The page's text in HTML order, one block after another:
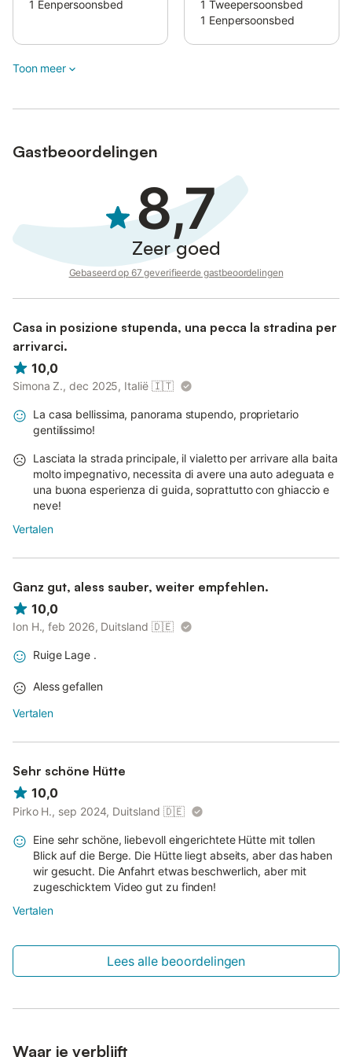
rusten met winteruitrusting vanwege de wisselende
1 Eenpersoonsbed
1 Tweepersoonsbed
1 Eenpersoonsbed
Toon meer
Gastbeoordelingen
8,7
Zeer goed
Gebaseerd op 67 geverifieerde gastbeoordelingen
Casa in posizione stupenda, una pecca la stradina per
arrivarci.
10,0
Simona Z., dec 2025, Italië 🇮🇹
La casa bellissima, panorama stupendo, proprietario
gentilissimo!
Lasciata la strada principale, il vialetto per arrivare alla baita
molto impegnativo, necessita di avere una auto adeguata e
una buona esperienza di guida, soprattutto con ghiaccio e
neve!
Vertalen
Ganz gut, aless sauber, weiter empfehlen.
10,0
Ion H., feb 2026, Duitsland 🇩🇪
Ruige Lage .
Aless gefallen
Vertalen
Sehr schöne Hütte
10,0
Pirko H., sep 2024, Duitsland 🇩🇪
Eine sehr schöne, liebevoll eingerichtete Hütte mit tollen
Blick auf die Berge. Die Hütte liegt abseits, aber das haben
wir gesucht. Die Anfahrt etwas beschwerlich, aber mit
zugeschicktem Video gut zu finden!
Vertalen
Lees alle beoordelingen
Waar je verblijft